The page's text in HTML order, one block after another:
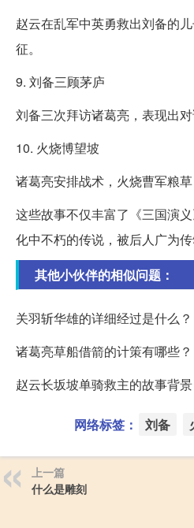
赵云在乱军中英勇救出刘备的
征。
9. 刘备三顾茅庐
刘备三次拜访诸葛亮，表现出对
10. 火烧博望坡
诸葛亮安排战术，火烧曹军粮草
这些故事不仅丰富了《三国演
化中不朽的传说，被后人广为
其他小伙伴的相似问题：
关羽斩华雄的详细经过是什么？
诸葛亮草船借箭的计策有哪些？
赵云长坂坡单骑救主的故事背景
网络标签： 刘备
上一篇
什么是雕刻